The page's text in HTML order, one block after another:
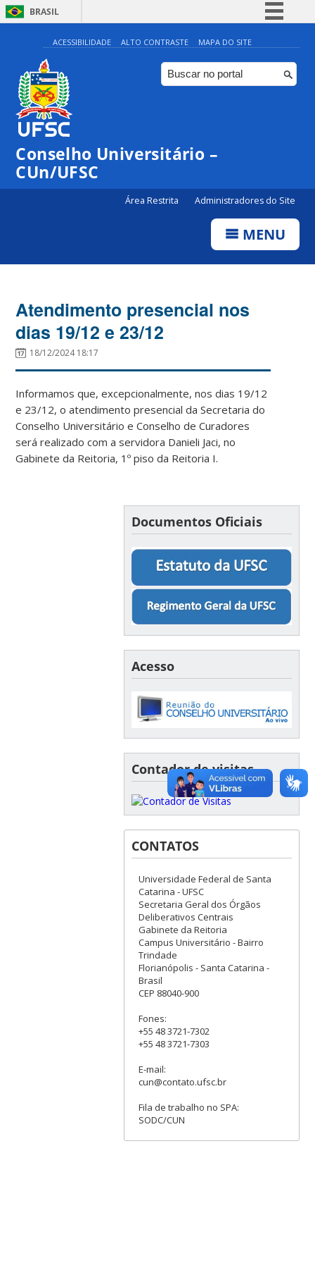
BRASIL
Simplifique!
Comunica BR
Participe
Canais
ACESSIBILIDADE ALTO CONTRASTE MAPA DO SITE
Conselho Universitário –
CUn/UFSC
Área Restrita Administradores do Site
MENU
Atendimento presencial nos
dias 19/12 e 23/12
18/12/2024 18:17
Informamos que, excepcionalmente, nos dias 19/12
e 23/12, o atendimento presencial da Secretaria do
Conselho Universitário e Conselho de Curadores
será realizado com a servidora Danieli Jaci, no
Gabinete da Reitoria, 1º piso da Reitoria I.
Documentos Oficiais
Acesso
Contador de visitas
CONTATOS
Universidade Federal de Santa
Catarina - UFSC
Secretaria Geral dos Órgãos
Deliberativos Centrais
Gabinete da Reitoria
Campus Universitário - Bairro
Trindade
Florianópolis - Santa Catarina -
Brasil
CEP 88040-900
Fones:
+55 48 3721-7302
+55 48 3721-7303
E-mail:
cun@contato.ufsc.br
Fila de trabalho no SPA:
SODC/CUN